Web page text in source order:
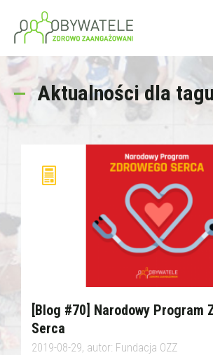
Aktualności dla
[Blog #70] Narodowy Program
Serca
2019-08-29, autor: Fundacja OZZ